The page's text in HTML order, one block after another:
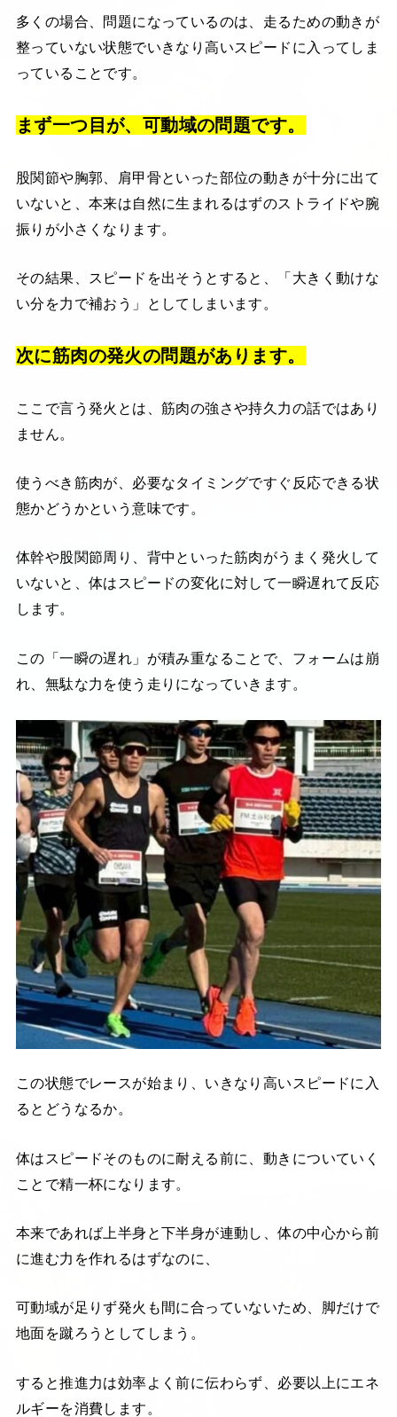
多くの場合、問題になっているのは、走るための動きが
整っていない状態でいきなり高いスピードに入ってしま
っていることです。
まず一つ目が、可動域の問題です。
股関節や胸郭、肩甲骨といった部位の動きが十分に出て
いないと、本来は自然に生まれるはずのストライドや腕
振りが小さくなります。
その結果、スピードを出そうとすると、「大きく動けな
い分を力で補おう」としてしまいます。
次に筋肉の発火の問題があります。
ここで言う発火とは、筋肉の強さや持久力の話ではあり
ません。
使うべき筋肉が、必要なタイミングですぐ反応できる状
態かどうかという意味です。
体幹や股関節周り、背中といった筋肉がうまく発火して
いないと、体はスピードの変化に対して一瞬遅れて反応
します。
この「一瞬の遅れ」が積み重なることで、フォームは崩
れ、無駄な力を使う走りになっていきます。
この状態でレースが始まり、いきなり高いスピードに入
るとどうなるか。
体はスピードそのものに耐える前に、動きについていく
ことで精一杯になります。
本来であれば上半身と下半身が連動し、体の中心から前
に進む力を作れるはずなのに、
可動域が足りず発火も間に合っていないため、脚だけで
地面を蹴ろうとしてしまう。
すると推進力は効率よく前に伝わらず、必要以上にエネ
ルギーを消費します。